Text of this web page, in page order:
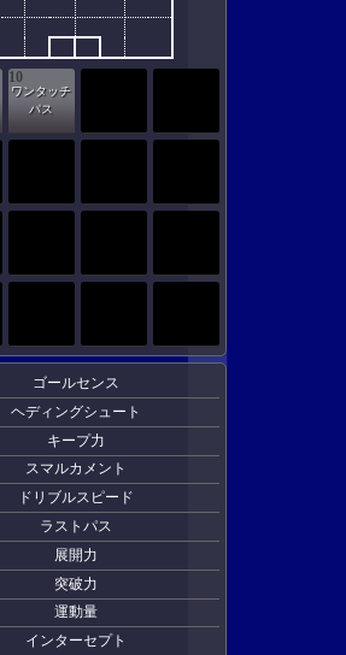
10
ワンタッチ
パス
ゴールセンス
ヘディングシュート
キープ力
スマルカメント
ドリブルスピード
ラストパス
展開力
突破力
運動量
インターセプト